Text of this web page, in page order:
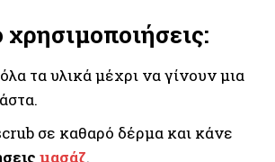
τα υλικά μέχρι να γίνουν μια
σε καθαρό δέρμα και κάνε
μασάζ.